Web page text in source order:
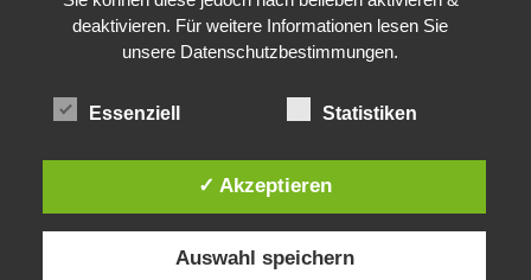
deaktivieren. Für weitere Informationen lesen Sie
unsere Datenschutzbestimmungen.
Essenziell Statistiken
✓ Akzeptieren
Auswahl speichern